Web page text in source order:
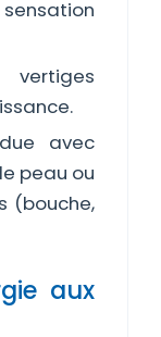
avec
peau ou
(bouche,
aux